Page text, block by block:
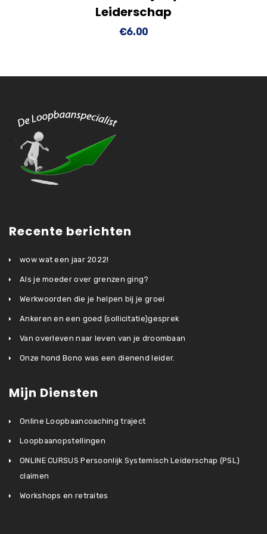
winkelwagen
Leiderschap
€6.00
Recente berichten
wow wat een jaar 2022!
Als je moeder over grenzen ging?
Werkwoorden die je helpen bij je groei
Ankeren en een goed (sollicitatie)gesprek
Van overleven naar leven van je droombaan
Onze hond Bono was een dienend leider.
Mijn Diensten
Online Loopbaancoaching traject
Loopbaanopstellingen
ONLINE CURSUS Persoonlijk Systemisch Leiderschap (PSL)
claimen
Workshops en retraites